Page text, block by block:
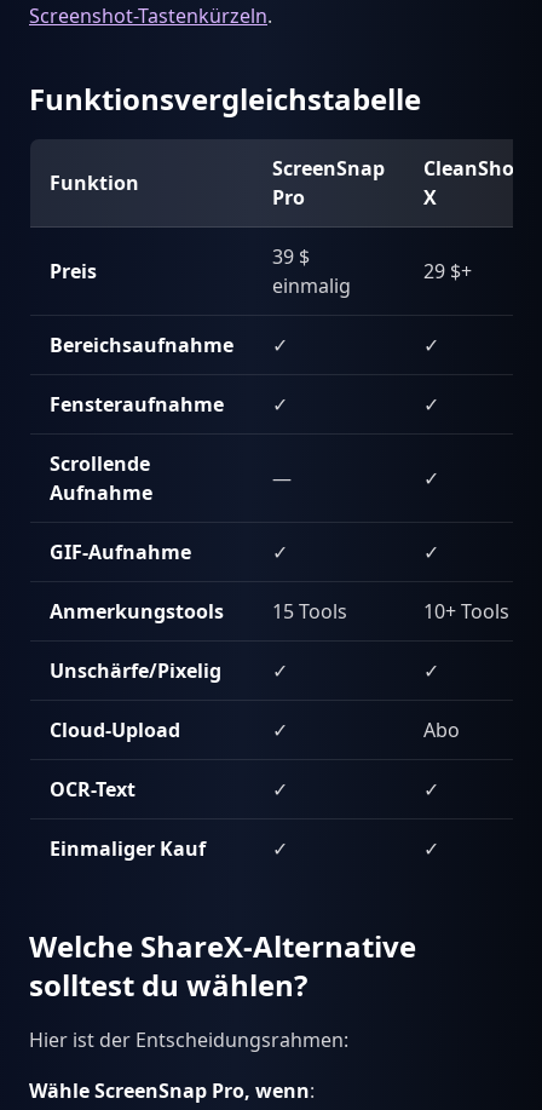
Screenshot-Tastenkürzeln.
Funktionsvergleichstabelle
Funktion
ScreenSnap
Pro
CleanShot
X
Preis
39 $
einmalig
29 $+
Bereichsaufnahme ✓ ✓
Fensteraufnahme ✓ ✓
Scrollende
Aufnahme
— ✓
GIF-Aufnahme ✓ ✓
Anmerkungstools 15 Tools 10+ Tools
Unschärfe/Pixelig ✓ ✓
Cloud-Upload ✓ Abo
OCR-Text ✓ ✓
Einmaliger Kauf ✓ ✓
Welche ShareX-Alternative
solltest du wählen?
Hier ist der Entscheidungsrahmen:
Wähle ScreenSnap Pro, wenn: